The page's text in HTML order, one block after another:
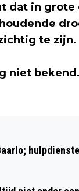
dat in
te zijn.
niet bekend.